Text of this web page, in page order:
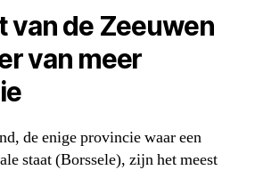
van de Zeeuwen
van meer
de enige provincie waar een
staat (Borssele), zijn het meest